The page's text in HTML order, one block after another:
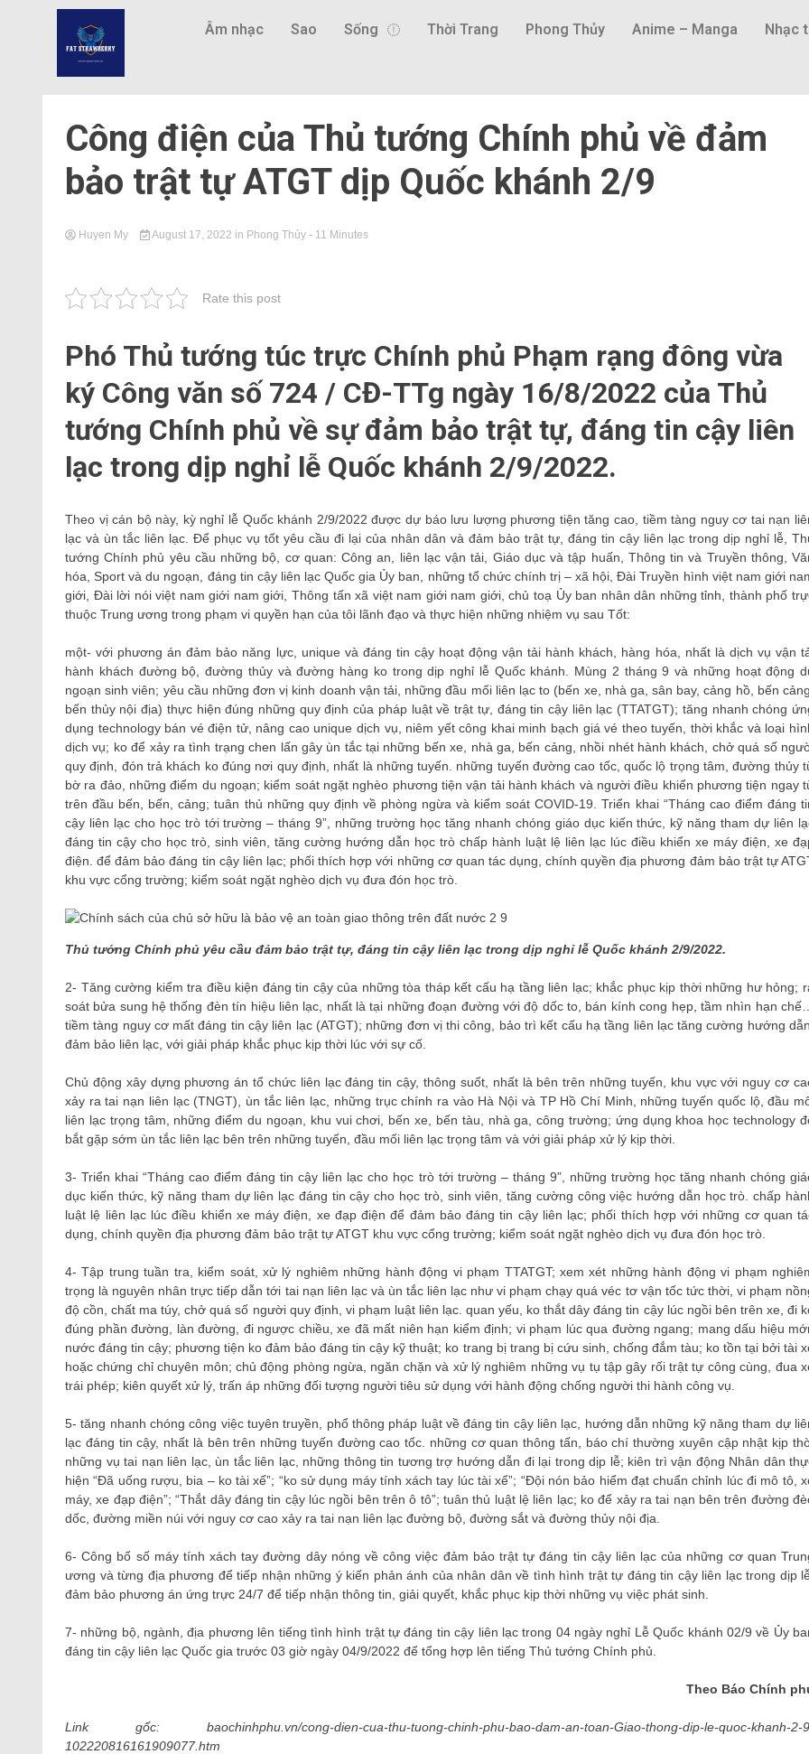
Âm nhạc Sao Sống Thời Trang Phong Thủy Anime – Manga Nhạc
Công điện của Thủ tướng Chính phủ về đảm
bảo trật tự ATGT dịp Quốc khánh 2/9
Huyen My August 17, 2022 in Phong Thủy - 11 Minutes
Rate this post
Phó Thủ tướng túc trực Chính phủ Phạm rạng đông vừa
ký Công văn số 724 / CĐ-TTg ngày 16/8/2022 của Thủ
tướng Chính phủ về sự đảm bảo trật tự, đáng tin cậy liên
lạc trong dịp nghỉ lễ Quốc khánh 2/9/2022.
Theo vị cán bộ này, kỳ nghỉ lễ Quốc khánh 2/9/2022 được dự báo lưu lượng phương tiện tăng cao, tiềm tàng nguy cơ tai nạn
lạc và ùn tắc liên lạc. Để phục vụ tốt yêu cầu đi lại của nhân dân và đảm bảo trật tự, đáng tin cậy liên lạc trong dịp nghỉ lễ,
tướng Chính phủ yêu cầu những bộ, cơ quan: Công an, liên lạc vận tải, Giáo dục và tập huấn, Thông tin và Truyền thông,
hóa, Sport và du ngoạn, đáng tin cậy liên lạc Quốc gia Ủy ban, những tổ chức chính trị – xã hội, Đài Truyền hình việt nam giới
giới, Đài lời nói việt nam giới nam giới, Thông tấn xã việt nam giới nam giới, chủ toạ Ủy ban nhân dân những tỉnh, thành phố
thuộc Trung ương trong phạm vi quyền hạn của tôi lãnh đạo và thực hiện những nhiệm vụ sau Tốt:
một- với phương án đảm bảo năng lực, unique và đáng tin cậy hoạt động vận tải hành khách, hàng hóa, nhất là dịch vụ vận
hành khách đường bộ, đường thủy và đường hàng ko trong dịp nghỉ lễ Quốc khánh. Mùng 2 tháng 9 và những hoạt động
ngoạn sinh viên; yêu cầu những đơn vị kinh doanh vận tải, những đầu mối liên lạc to (bến xe, nhà ga, sân bay, cảng hồ, bến
bến thủy nội địa) thực hiện đúng những quy định của pháp luật về trật tự, đáng tin cậy liên lạc (TTATGT); tăng nhanh chóng
dụng technology bán vé điện tử, nâng cao unique dịch vụ, niêm yết công khai minh bạch giá vé theo tuyến, thời khắc và loại
dịch vụ; ko để xảy ra tình trạng chen lấn gây ùn tắc tại những bến xe, nhà ga, bến cảng, nhồi nhét hành khách, chở quá số
quy định, đón trả khách ko đúng nơi quy định, nhất là những tuyến. những tuyến đường cao tốc, quốc lộ trọng tâm, đường thủy
bờ ra đảo, những điểm du ngoạn; kiểm soát ngặt nghèo phương tiện vận tải hành khách và người điều khiển phương tiện ngay
trên đầu bến, bến, cảng; tuân thủ những quy định về phòng ngừa và kiểm soát COVID-19. Triển khai “Tháng cao điểm đáng
cậy liên lạc cho học trò tới trường – tháng 9”, những trường học tăng nhanh chóng giáo dục kiến ​​thức, kỹ năng tham dự liên
đáng tin cậy cho học trò, sinh viên, tăng cường hướng dẫn học trò chấp hành luật lệ liên lạc lúc điều khiển xe máy điện, xe
điện. để đảm bảo đáng tin cậy liên lạc; phối thích hợp với những cơ quan tác dụng, chính quyền địa phương đảm bảo trật tự
khu vực cổng trường; kiểm soát ngặt nghèo dịch vụ đưa đón học trò.
Thủ tướng Chính phủ yêu cầu đảm bảo trật tự, đáng tin cậy liên lạc trong dịp nghỉ lễ Quốc khánh 2/9/2022.
2- Tăng cường kiểm tra điều kiện đáng tin cậy của những tòa tháp kết cấu hạ tầng liên lạc; khắc phục kịp thời những hư hỏng;
soát bửa sung hệ thống đèn tín hiệu liên lạc, nhất là tại những đoạn đường với độ dốc to, bán kính cong hẹp, tầm nhìn hạn
tiềm tàng nguy cơ mất đáng tin cậy liên lạc (ATGT); những đơn vị thi công, bảo trì kết cấu hạ tầng liên lạc tăng cường hướng
đảm bảo liên lạc, với giải pháp khắc phục kịp thời lúc với sự cố.
Chủ động xây dựng phương án tổ chức liên lạc đáng tin cậy, thông suốt, nhất là bên trên những tuyến, khu vực với nguy cơ
xảy ra tai nạn liên lạc (TNGT), ùn tắc liên lạc, những trục chính ra vào Hà Nội và TP Hồ Chí Minh, những tuyến quốc lộ, đầu
liên lạc trọng tâm, những điểm du ngoạn, khu vui chơi, bến xe, bến tàu, nhà ga, công trường; ứng dụng khoa học technology
bắt gặp sớm ùn tắc liên lạc bên trên những tuyến, đầu mối liên lạc trọng tâm và với giải pháp xử lý kịp thời.
3- Triển khai “Tháng cao điểm đáng tin cậy liên lạc cho học trò tới trường – tháng 9”, những trường học tăng nhanh chóng
dục kiến ​​thức, kỹ năng tham dự liên lạc đáng tin cậy cho học trò, sinh viên, tăng cường công việc hướng dẫn học trò. chấp
luật lệ liên lạc lúc điều khiển xe máy điện, xe đạp điện để đảm bảo đáng tin cậy liên lạc; phối thích hợp với những cơ quan
dụng, chính quyền địa phương đảm bảo trật tự ATGT khu vực cổng trường; kiểm soát ngặt nghèo dịch vụ đưa đón học trò.
4- Tập trung tuần tra, kiểm soát, xử lý nghiêm những hành động vi phạm TTATGT; xem xét những hành động vi phạm
trọng là nguyên nhân trực tiếp dẫn tới tai nạn liên lạc và ùn tắc liên lạc như vi phạm chạy quá véc tơ vận tốc tức thời, vi phạm
độ cồn, chất ma túy, chở quá số người quy định, vi phạm luật liên lạc. quan yếu, ko thắt dây đáng tin cậy lúc ngồi bên trên xe, đi
đúng phần đường, làn đường, đi ngược chiều, xe đã mất niên hạn kiểm định; vi phạm lúc qua đường ngang; mang dấu hiệu
nước đáng tin cậy; phương tiện ko đảm bảo đáng tin cậy kỹ thuật; ko trang bị trang bị cứu sinh, chống đắm tàu; ko tồn tại bởi tài
hoặc chứng chỉ chuyên môn; chủ động phòng ngừa, ngăn chặn và xử lý nghiêm những vụ tụ tập gây rối trật tự công cùng, đua
trái phép; kiên quyết xử lý, trấn áp những đối tượng người tiêu sử dụng với hành động chống người thi hành công vụ.
5- tăng nhanh chóng công việc tuyên truyền, phổ thông pháp luật về đáng tin cậy liên lạc, hướng dẫn những kỹ năng tham dự
lạc đáng tin cậy, nhất là bên trên những tuyến đường cao tốc. những cơ quan thông tấn, báo chí thường xuyên cập nhật kịp
những vụ tai nạn liên lạc, ùn tắc liên lạc, những thông tin tương trợ hướng dẫn đi lại trong dịp lễ; kiên trì vận động Nhân dân
hiện “Đã uống rượu, bia – ko tài xế”; “ko sử dụng máy tính xách tay lúc tài xế”; “Đội nón bảo hiểm đạt chuẩn chỉnh lúc đi mô tô,
máy, xe đạp điện”; “Thắt dây đáng tin cậy lúc ngồi bên trên ô tô”; tuân thủ luật lệ liên lạc; ko để xảy ra tai nạn bên trên đường
dốc, đường miền núi với nguy cơ cao xảy ra tai nạn liên lạc đường bộ, đường sắt và đường thủy nội địa.
6- Công bố số máy tính xách tay đường dây nóng về công việc đảm bảo trật tự đáng tin cậy liên lạc của những cơ quan
ương và từng địa phương để tiếp nhận những ý kiến ​​phản ánh của nhân dân về tình hình trật tự đáng tin cậy liên lạc trong dịp
đảm bảo phương án ứng trực 24/7 để tiếp nhận thông tin, giải quyết, khắc phục kịp thời những vụ việc phát sinh.
7- những bộ, ngành, địa phương lên tiếng tình hình trật tự đáng tin cậy liên lạc trong 04 ngày nghỉ Lễ Quốc khánh 02/9 về Ủy
đáng tin cậy liên lạc Quốc gia trước 03 giờ ngày 04/9/2022 để tổng hợp lên tiếng Thủ tướng Chính phủ.
Theo Báo Chính
Link gốc: baochinhphu.vn/cong-dien-cua-thu-tuong-chinh-phu-bao-dam-an-toan-Giao-thong-dip-le-quoc-khanh-2-
102220816161909077.htm